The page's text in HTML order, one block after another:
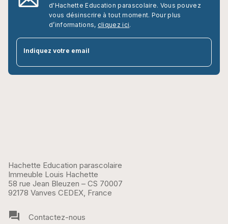
d'Hachette Education parascolaire. Vous pouvez
vous désinscrire à tout moment. Pour plus
d’informations, cliquez ici.
Indiquez votre email
Hachette Education parascolaire
Immeuble Louis Hachette
58 rue Jean Bleuzen – CS 70007
92178 Vanves CEDEX, France
question_answer Contactez-nous